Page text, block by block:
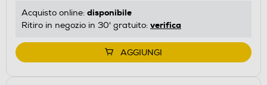
Acquisto online: disponibile
Ritiro in negozio in 30' gratuito: verifica
AGGIUNGI